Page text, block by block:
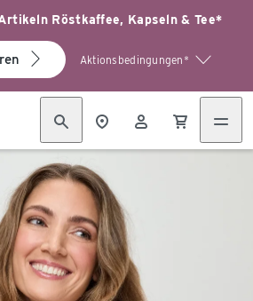
Röstkaffee, Kapseln & Tee*
Aktionsbedingungen*